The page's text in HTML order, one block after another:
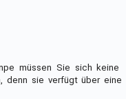
müssen Sie sich keine
denn sie verfügt über eine